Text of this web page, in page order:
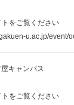
をご覧ください
u.ac.jp/event/
キャンパス
をご覧ください